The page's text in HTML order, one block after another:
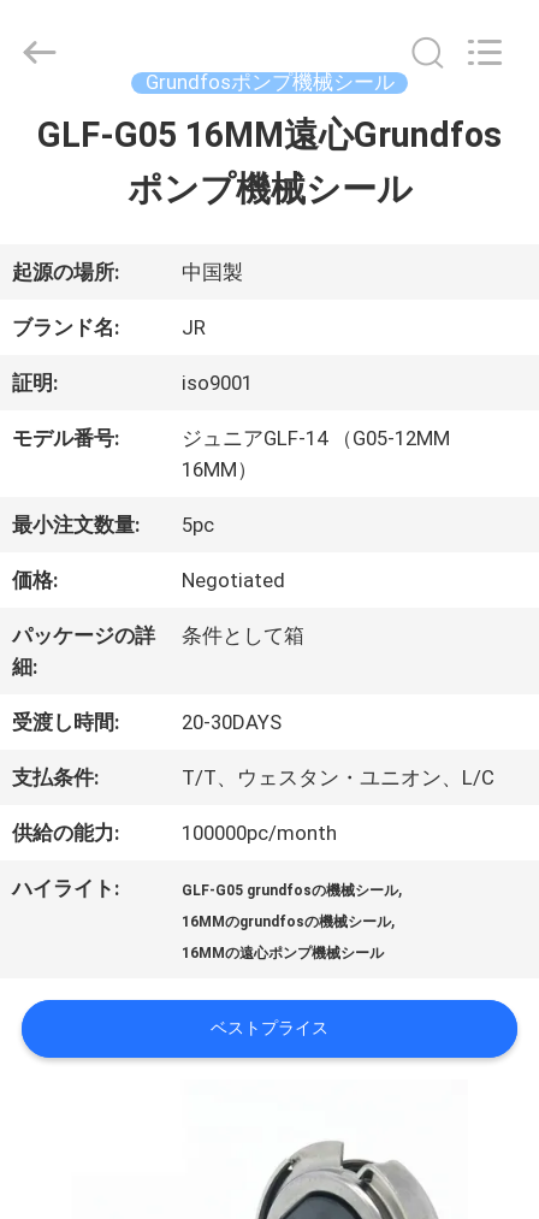
ロ
ダ
ク
ト
ビ
デ
オ
私
達
に
つ
て
International
Reserved.
Grundfosポンプ機械シール
GLF-G05 16MM遠心Grundfos
ポンプ機械シール
起源の場所: 中国製
ブランド名: JR
証明: iso9001
モデル番号:
ジュニアGLF-14 （G05-12MM
16MM）
最小注文数量: 5pc
価格: Negotiated
パッケージの詳
細:
条件として箱
受渡し時間: 20-30DAYS
支払条件: T/T、ウェスタン・ユニオン、L/C
供給の能力: 100000pc/month
ハイライト: GLF-G05 grundfosの機械シール,
16MMのgrundfosの機械シール,
16MMの遠心ポンプ機械シール
ベストプライス